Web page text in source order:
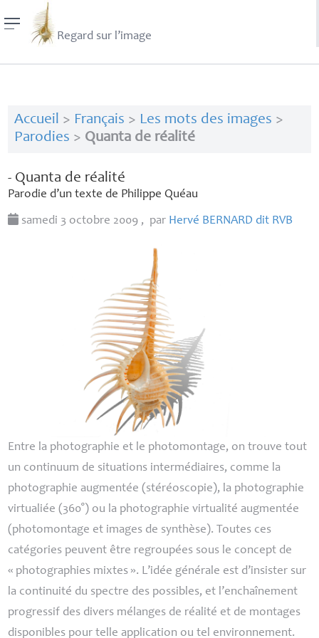
Regard sur l’image
Accueil > Français > Les mots des images >
Parodies > Quanta de réalité
- Quanta de réalité
Parodie d’un texte de Philippe Quéau
samedi 3 octobre 2009 , par Hervé BERNARD dit RVB
Entre la photographie et le photomontage, on trouve tout
un continuum de situations intermédiaires, comme la
photographie augmentée (stéréoscopie), la photographie
virtualiée (360°) ou la photographie virtualité augmentée
(photomontage et images de synthèse). Toutes ces
catégories peuvent être regroupées sous le concept de
« photographies mixtes ». L’idée générale est d’insister sur
la continuité du spectre des possibles, et l’enchaînement
progressif des divers mélanges de réalité et de montages
disponibles pour telle application ou tel environnement.